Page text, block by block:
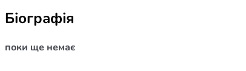
Біографія
поки ще немає